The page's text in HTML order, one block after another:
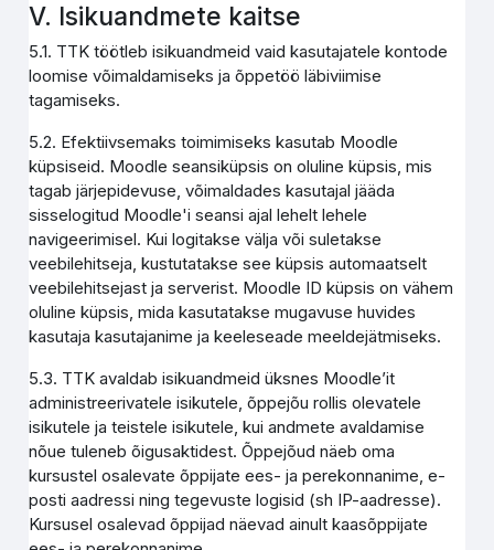
V. Isikuandmete kaitse
5.1. TTK töötleb isikuandmeid vaid kasutajatele kontode
loomise võimaldamiseks ja õppetöö läbiviimise
tagamiseks.
5.2. Efektiivsemaks toimimiseks kasutab Moodle
küpsiseid. Moodle seansiküpsis on oluline küpsis, mis
tagab järjepidevuse, võimaldades kasutajal jääda
sisselogitud Moodle'i seansi ajal lehelt lehele
navigeerimisel. Kui logitakse välja või suletakse
veebilehitseja, kustutatakse see küpsis automaatselt
veebilehitsejast ja serverist. Moodle ID küpsis on vähem
oluline küpsis, mida kasutatakse mugavuse huvides
kasutaja kasutajanime ja keeleseade meeldejätmiseks.
5.3. TTK avaldab isikuandmeid üksnes Moodle’it
administreerivatele isikutele, õppejõu rollis olevatele
isikutele ja teistele isikutele, kui andmete avaldamise
nõue tuleneb õigusaktidest. Õppejõud näeb oma
kursustel osalevate õppijate ees- ja perekonnanime, e-
posti aadressi ning tegevuste logisid (sh IP-aadresse).
Kursusel osalevad õppijad näevad ainult kaasõppijate